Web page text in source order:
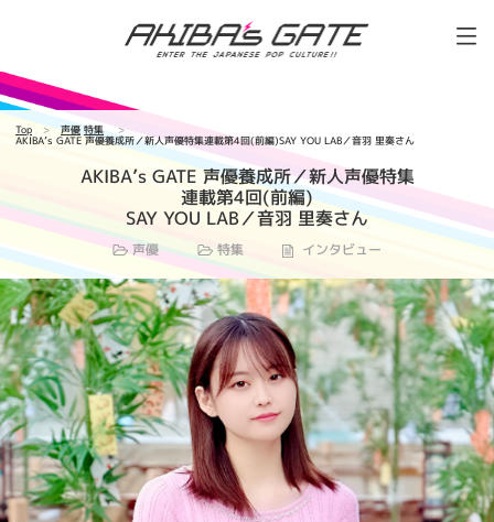
Top 声優 特集
AKIBA’s GATE 声優養成所／新人声優特集連載第4回(前編)SAY YOU LAB／音羽 里奏さん
AKIBA’s GATE 声優養成所／新人声優特集
連載第4回(前編)
SAY YOU LAB／音羽 里奏さん
声優 特集 インタビュー